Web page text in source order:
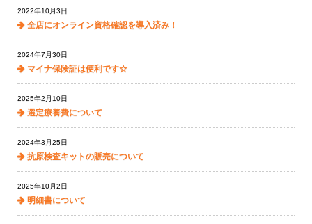
2022年10月3日
全店にオンライン資格確認を導入済み！
2024年7月30日
マイナ保険証は便利です☆
2025年2月10日
選定療養費について
2024年3月25日
抗原検査キットの販売について
2025年10月2日
明細書について